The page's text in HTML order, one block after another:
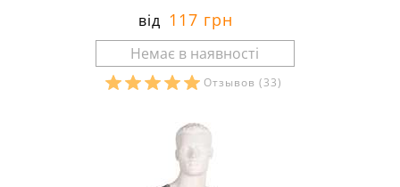
від 117 грн
Отзывов (33)